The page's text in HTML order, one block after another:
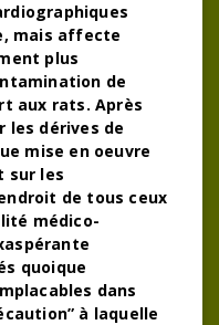
mais affecte
plus
de
aux rats. Après
les dérives de
mise en oeuvre
sur les
de tous ceux
médico-
quoique
dans
à laquelle